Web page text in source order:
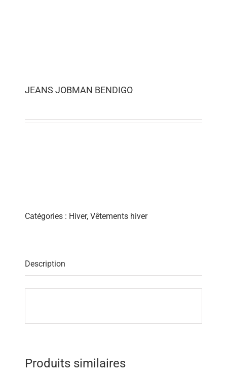
JEANS JOBMAN BENDIGO
Catégories : Hiver,Vêtements hiver
Description
Produits similaires